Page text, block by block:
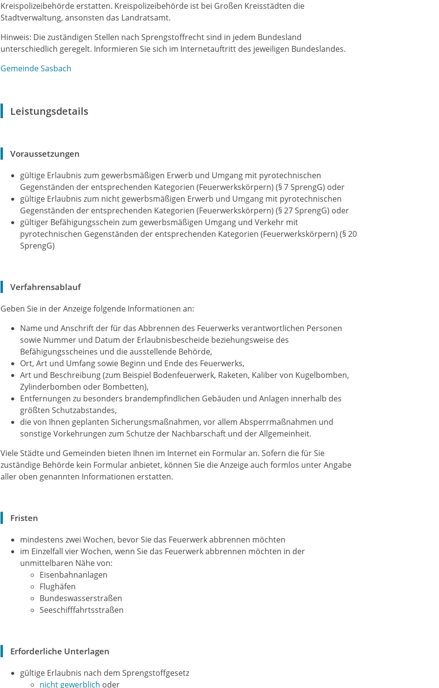
Kreispolizeibehörde erstatten. Kreispolizeibehörde ist bei Großen Kreisstädten die
Stadtverwaltung, ansonsten das Landratsamt.
Hinweis: Die zuständigen Stellen nach Sprengstoffrecht sind in jedem Bundesland
unterschiedlich geregelt. Informieren Sie sich im Internetauftritt des jeweiligen Bundeslandes.
Gemeinde Sasbach
Leistungsdetails
Voraussetzungen
gültige Erlaubnis zum gewerbsmäßigen Erwerb und Umgang mit pyrotechnischen
Gegenständen der entsprechenden Kategorien (Feuerwerkskörpern) (§ 7 SprengG) oder
gültige Erlaubnis zum nicht gewerbsmäßigen Erwerb und Umgang mit pyrotechnischen
Gegenständen der entsprechenden Kategorien (Feuerwerkskörpern) (§ 27 SprengG) oder
gültiger Befähigungsschein zum gewerbsmäßigen Umgang und Verkehr mit
pyrotechnischen Gegenständen der entsprechenden Kategorien (Feuerwerkskörpern) (§ 20
SprengG)
Verfahrensablauf
Geben Sie in der Anzeige folgende Informationen an:
Name und Anschrift der für das Abbrennen des Feuerwerks verantwortlichen Personen
sowie Nummer und Datum der Erlaubnisbescheide beziehungsweise des
Befähigungsscheines und die ausstellende Behörde,
Ort, Art und Umfang sowie Beginn und Ende des Feuerwerks,
Art und Beschreibung(zum Beispiel Bodenfeuerwerk, Raketen, Kaliber von Kugelbomben,
Zylinderbomben oder Bombetten),
Entfernungen zu besonders brandempfindlichen Gebäuden und Anlagen innerhalb des
größten Schutzabstandes,
die von Ihnen geplanten Sicherungsmaßnahmen, vor allem Absperrmaßnahmen und
sonstige Vorkehrungen zum Schutze der Nachbarschaft und der Allgemeinheit.
Viele Städte und Gemeinden bieten Ihnen im Internet ein Formular an. Sofern die für Sie
zuständige Behörde kein Formular anbietet, können Sie die Anzeige auch formlos unter Angabe
aller oben genannten Informationen erstatten.
Fristen
mindestens zwei Wochen, bevor Sie das Feuerwerk abbrennen möchten
im Einzelfall vier Wochen, wenn Sie das Feuerwerk abbrennen möchten in der
unmittelbaren Nähe von:
Eisenbahnanlagen
Flughäfen
Bundeswasserstraßen
Seeschifffahrtsstraßen
Erforderliche Unterlagen
gültige Erlaubnis nach dem Sprengstoffgesetz
nicht gewerblich oder